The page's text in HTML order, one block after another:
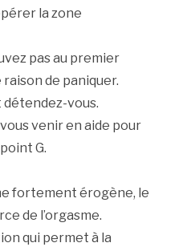
la zone
pas au premier
raison de paniquer.
vous.
venir en aide pour
G.
fortement érogène, le
de l’orgasme.
qui permet à la